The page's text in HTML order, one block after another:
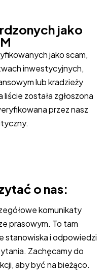
jako
jako scam,
inwestycyjnych,
lub kradzieży
została zgłoszona
przez nasz
o nas:
komunikaty
prasowym. To tam
stanowiska i odpowiedzi
Zachęcamy do
aby być na bieżąco.